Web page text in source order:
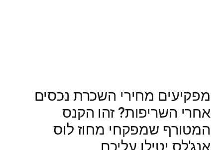
מפקיעים מחירי השכרת נכסים
אחרי השריפות? זהו הקנס
המטורף שמפקחי מחוז לוס
אנג'לס יטילו עליכם